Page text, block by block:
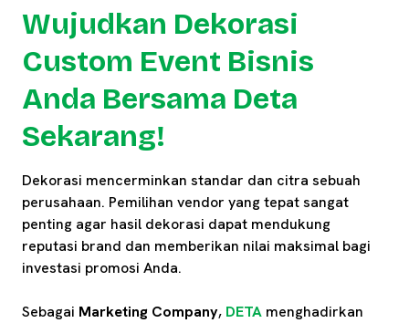
Wujudkan Dekorasi
Custom Event Bisnis
Anda Bersama Deta
Sekarang!
Dekorasi mencerminkan standar dan citra sebuah
perusahaan. Pemilihan vendor yang tepat sangat
penting agar hasil dekorasi dapat mendukung
reputasi brand dan memberikan nilai maksimal bagi
investasi promosi Anda.
Sebagai Marketing Company, DETA menghadirkan